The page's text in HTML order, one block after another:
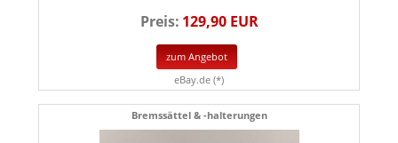
Preis: 129,90 EUR
zum Angebot
eBay.de (*)
Bremssättel & -halterungen